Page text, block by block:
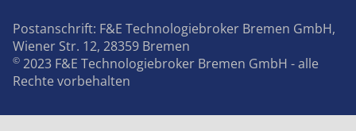
Postanschrift: F&E Technologiebroker Bremen GmbH,
Wiener Str. 12, 28359 Bremen
© 2023 F&E Technologiebroker Bremen GmbH - alle
Rechte vorbehalten